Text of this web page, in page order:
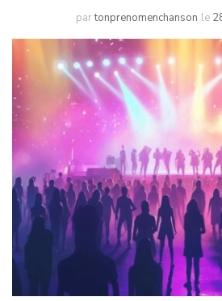
partonprenomenchanson le